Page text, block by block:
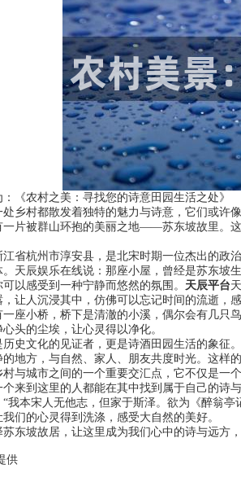
：《农村之美：寻找您的诗意田园生活之处》
乡村都散发着独特的魅力与诗意，它们或许
一片被群山环抱的美丽之地——苏东坡故里。
省杭州市淳安县，是北宋时期一位杰出的政
天辰娱乐在线说：那座小屋，曾经是苏东坡
以感受到一种宁静而悠然的氛围。 天辰平台
让人沉浸其中，仿佛可以忘记时间的流逝，感
一座小桥，桥下是清澈的小溪，偶尔会有几
头的尘埃，让心灵得以净化。
史文化的见证者，更是诗酒田园生活的象征。
地方，与自然、家人、朋友共度时光。这样
村与城市之间的一个重要交汇点，它不仅是
来到这里的人都能在其中找到属于自己的诗
“我本宋人无他志，但家于斯泽。欲为《醉翁
们的心灵得到洗涤，感受大自然的美好。
东坡故居，让这里成为我们心中的诗与远方
供